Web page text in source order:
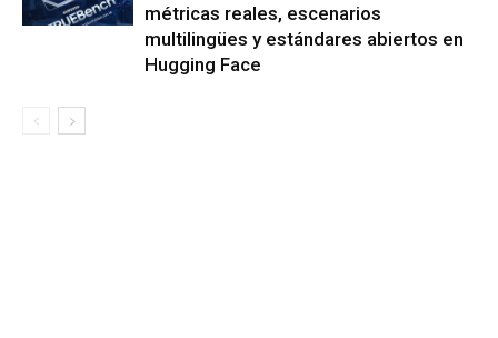
métricas reales, escenarios
multilingües y estándares abiertos en
Hugging Face